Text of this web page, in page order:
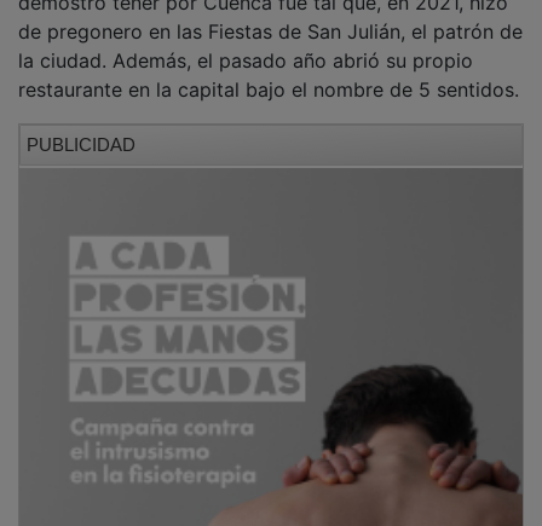
de pregonero en las Fiestas de San Julián, el patrón de
la ciudad. Además, el pasado año abrió su propio
restaurante en la capital bajo el nombre de 5 sentidos.